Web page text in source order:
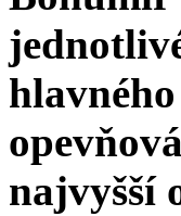
najvyšší